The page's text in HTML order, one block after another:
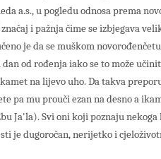
a.s., u pogledu odnosa prema
i pažnja čime se izbjegava
je da se muškom
od rođenja iako se to može
na lijevo uho. Da takva
pa mu prouči ezan na desno a
Ja'la). Svi oni koji poznaju
je dugoročan, nerijetko i